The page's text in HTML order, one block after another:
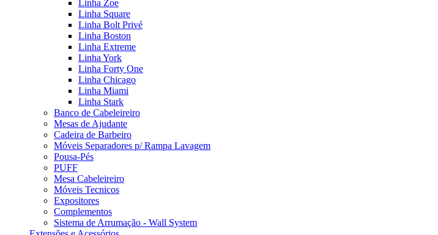
Linha Zoe
Linha Square
Linha Bolt Privé
Linha Boston
Linha Extreme
Linha York
Linha Forty One
Linha Chicago
Linha Miami
Linha Stark
Banco de Cabeleireiro
Mesas de Ajudante
Cadeira de Barbeiro
Móveis Separadores p/ Rampa Lavagem
Pousa-Pés
PUFF
Mesa Cabeleireiro
Móveis Tecnicos
Expositores
Complementos
Sistema de Arrumação - Wall System